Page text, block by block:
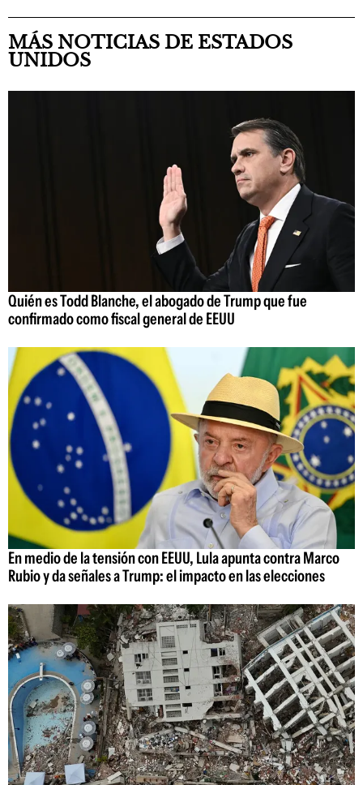
MÁS NOTICIAS DE ESTADOS
UNIDOS
Quién es Todd Blanche, el abogado de Trump que fue
confirmado como fiscal general de EEUU
En medio de la tensión con EEUU, Lula apunta contra Marco
Rubio y da señales a Trump: el impacto en las elecciones